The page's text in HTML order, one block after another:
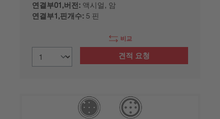
연결부01,버전: 액시얼, 암
연결부1,핀개수: 5 핀
비교
견적 요청